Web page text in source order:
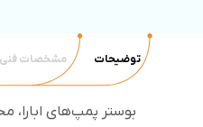
توضیحات مشخصات فنی
بوستر پمپ‌های ابارا،